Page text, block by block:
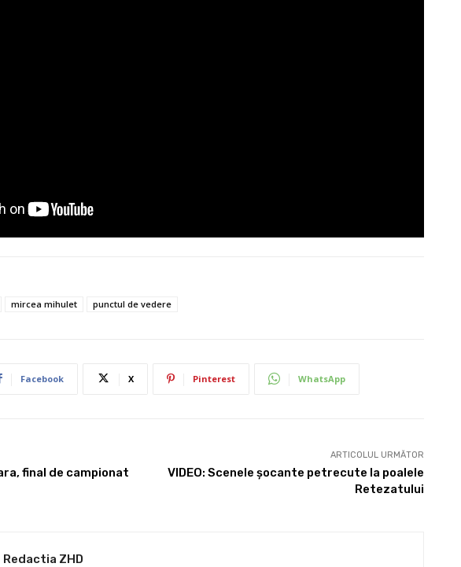
mircea mihulet punctul de vedere
Facebook X Pinterest WhatsApp
final de campionat
ARTICOLUL URMĂTOR
VIDEO: Scenele șocante petrecute la poalele
Retezatului
Redactia ZHD